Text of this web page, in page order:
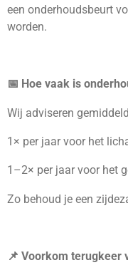
een onderhoudsbeurt
worden.
📅 Hoe vaak is
Wij adviseren
1× per jaar voor het
1–2× per jaar voor het
Zo behoud je een
📌 Voorkom terugkeer